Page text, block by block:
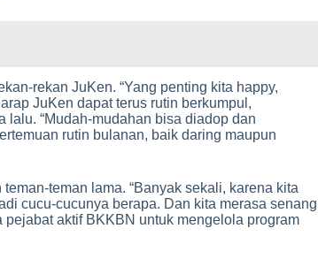
rekan JuKen. “Yang penting kita happy,
JuKen dapat terus rutin berkumpul,
“Mudah-mudahan bisa diadop dan
rutin bulanan, baik daring maupun
teman lama. “Banyak sekali, karena kita
cucu-cucunya berapa. Dan kita merasa senang
pejabat aktif BKKBN untuk mengelola program